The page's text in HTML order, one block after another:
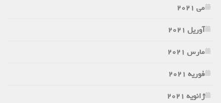
می 2021
آوریل 2021
مارس 2021
فوریه 2021
ژانویه 2021